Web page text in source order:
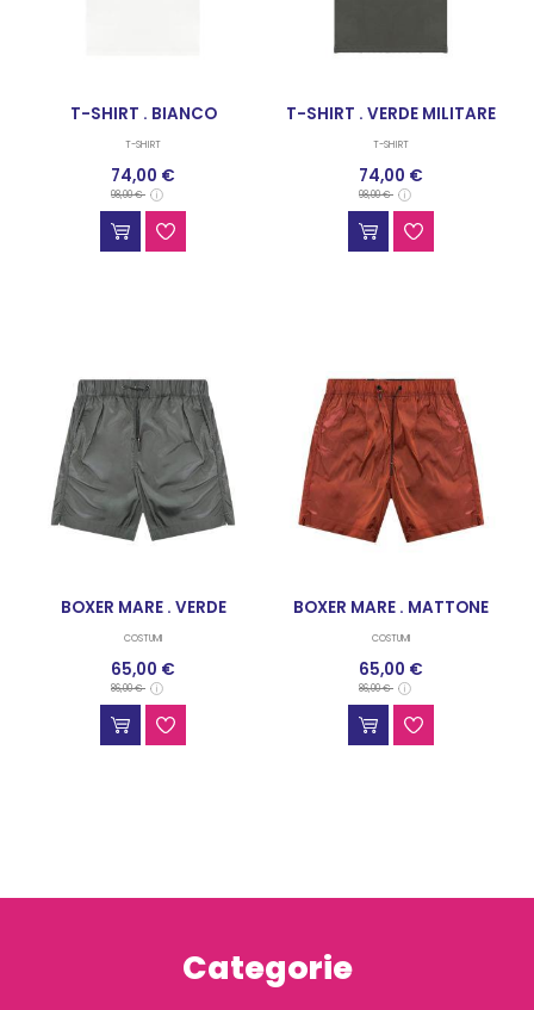
T-SHIRT . BIANCO
T-SHIRT
74,00 €
98,00 €
T-SHIRT . VERDE MILITARE
T-SHIRT
74,00 €
98,00 €
BOXER MARE . VERDE
COSTUMI
65,00 €
86,00 €
BOXER MARE . MATTONE
COSTUMI
65,00 €
86,00 €
Categorie